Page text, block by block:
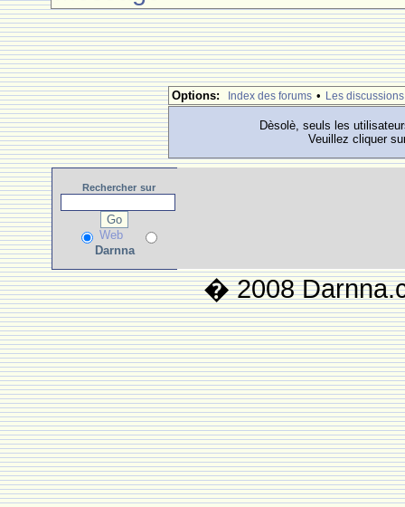
Options: Index des forums • Les discussions
Dèsolè, seuls les
Veuillez cliquer
Rechercher sur
Web
Darnna
� 2008